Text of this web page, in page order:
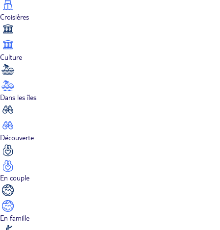
Croisières
Culture
Dans les îles
Découverte
En couple
En famille